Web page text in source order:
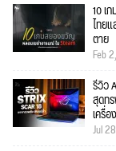
10 เ
ไทย
ตาย
Feb
รีวิว
สุดท
เครื่อ
Jul